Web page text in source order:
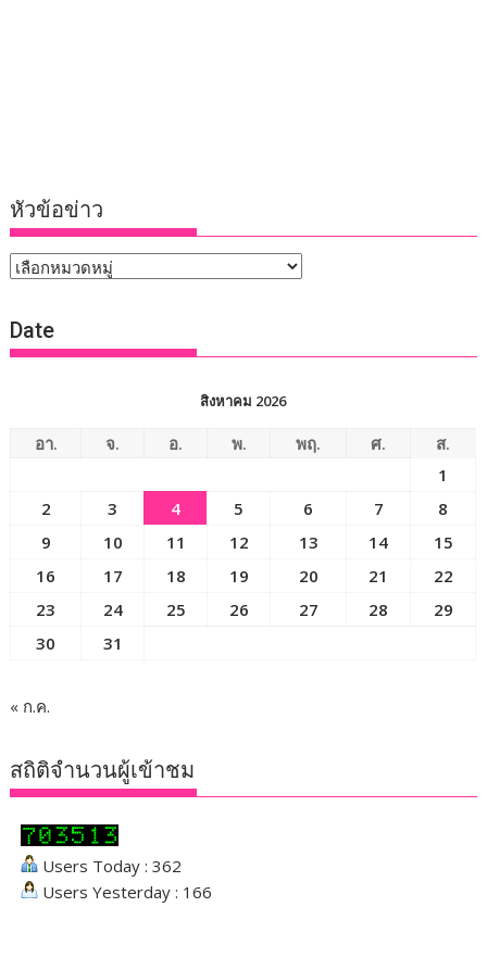
หัวข้อข่าว
หัวข้อ
Date
สิงหาคม 2026
อา. จ. อ. พ. พฤ. ศ.
ส.
1
2
3 4 5 6 7
8
9
10 11 12 13 14
15
16
17 18 19 20 21
22
23
24 25 26 27 28
29
30
31
« ก.ค.
สถิติจำนวนผู้เข้าชม
Users Today : 362
Users Yesterday : 166